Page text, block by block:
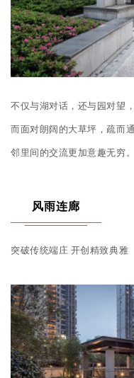
不仅与湖对话，还与园对望
而面对朗阔的大草坪，疏而
邻里间的交流更加意趣无穷。
风雨连廊
突破传统端庄 开创精致典雅